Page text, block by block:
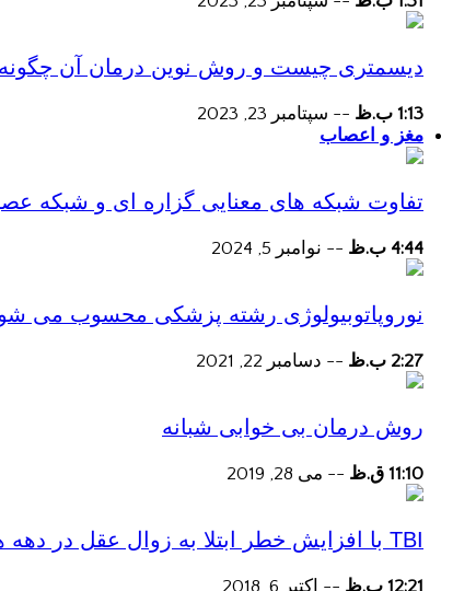
دیسمتری چیست و روش نوین درمان آن چگونه
1:13 ب.ظ -- سپتامبر 23, 2023
مغز و اعصاب
تفاوت شبکه های معنایی گزاره ای و شبکه
4:44 ب.ظ -- نوامبر 5, 2024
نوروپاتوبیولوژی رشته پزشکی محسوب می
2:27 ب.ظ -- دسامبر 22, 2021
روش درمان بی خوابی شبانه
11:10 ق.ظ -- می 28, 2019
TBI با افزایش خطر ابتلا به زوال عقل در دهه های پس از آسیب همراه است
12:21 ب.ظ -- اکتبر 6, 2018